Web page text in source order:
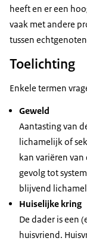
heeft en er een
vaak met andere
tussen
Toelichting
Enkele termen
Geweld
Aantasting van
lichamelijk of
kan variëren
gevolg tot
blijvend
Huiselijke kring
De dader is een
huisvriend.